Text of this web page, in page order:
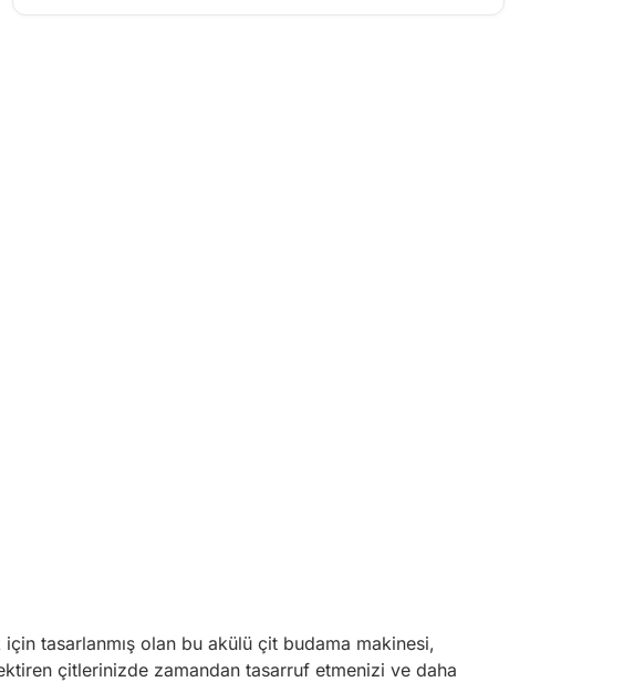
tasarlanmış olan bu akülü çit budama makinesi,
çitlerinizde zamandan tasarruf etmenizi ve daha